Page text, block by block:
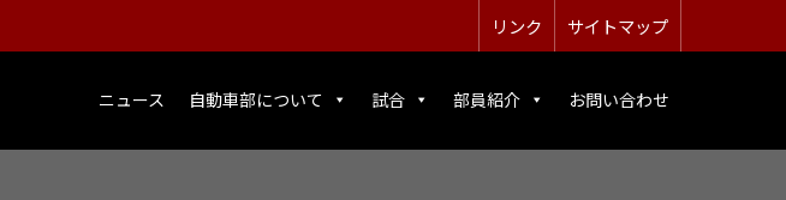
リンク サイトマップ
ニュース 自動車部について 試合 部員紹介 お問い合わせ